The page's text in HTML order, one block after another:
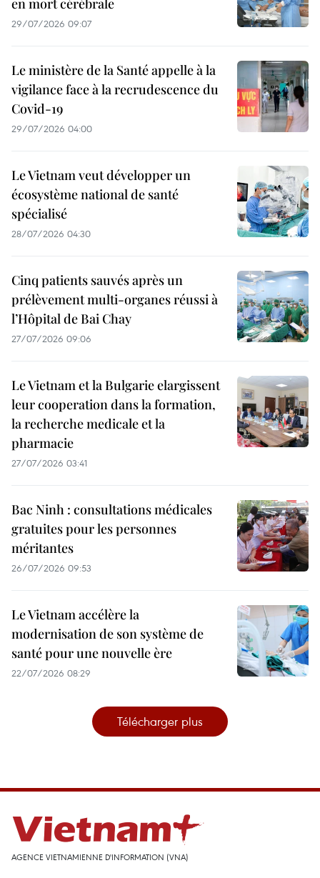
29/07/2026 09:07
Le ministère de la Santé appelle à la
vigilance face à la recrudescence du
Covid-19
29/07/2026 04:00
Le Vietnam veut développer un
écosystème national de santé
spécialisé
28/07/2026 04:30
Cinq patients sauvés après un
prélèvement multi-organes réussi à
l’Hôpital de Bai Chay
27/07/2026 09:06
Le Vietnam et la Bulgarie elargissent
leur cooperation dans la formation,
la recherche medicale et la
pharmacie
27/07/2026 03:41
Bac Ninh : consultations médicales
gratuites pour les personnes
méritantes
26/07/2026 09:53
Le Vietnam accélère la
modernisation de son système de
santé pour une nouvelle ère
22/07/2026 08:29
Télécharger plus
AGENCE VIETNAMIENNE D'INFORMATION (VNA)